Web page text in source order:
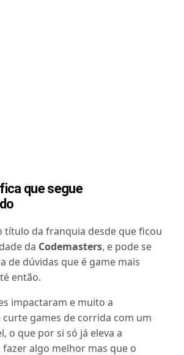
que segue
título da franquia desde que ficou
da Codemasters, e pode se
de dúvidas que é game mais
então.
impactaram e muito a
games de corrida com um
o que por si só já eleva a
algo melhor mas que o